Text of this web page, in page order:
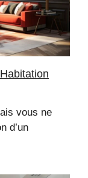
vous ne
d’un